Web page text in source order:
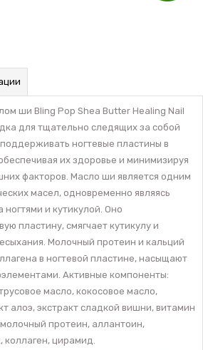
ши Bling Pop Shea Butter Healing Nail
для тщательно следящих за собой
ногтевые пластины в
их здоровье и минимизируя
факторов. Масло ши является одним
масел, одновременно являясь
и кутикулой. Оно
пластину, смягчает кутикулу и
Молочный протеин и кальций
в ногтевой пластине, насыщают
Активные компоненты:
масло, кокосовое масло,
алоэ, экстракт сладкой вишни, витамин
протеин, аллантоин,
цирамид.